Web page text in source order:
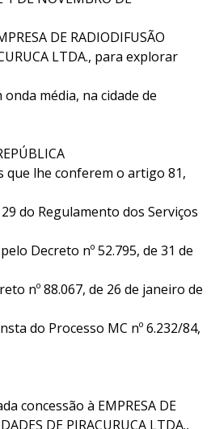
DE RADIODIFUSÃO
LTDA., para explorar
média, na cidade de
que lhe conferem o artigo 81,
do Regulamento dos Serviços
Decreto nº 52.795, de 31 de
nº 88.067, de 26 de janeiro de
do Processo MC nº 6.232/84,
concessão à EMPRESA DE
DE PIRACURUCA LTDA.,